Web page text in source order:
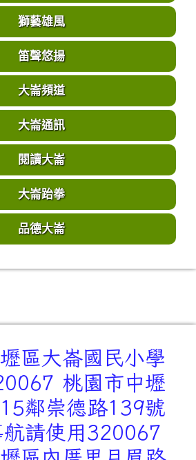
獅藝雄風
笛聲悠揚
大崙頻道
大崙通訊
閱讀大崙
大崙跆拳
品德大崙
區大崙國民小學
桃園市中壢
鄰崇德路139號
航請使用320067